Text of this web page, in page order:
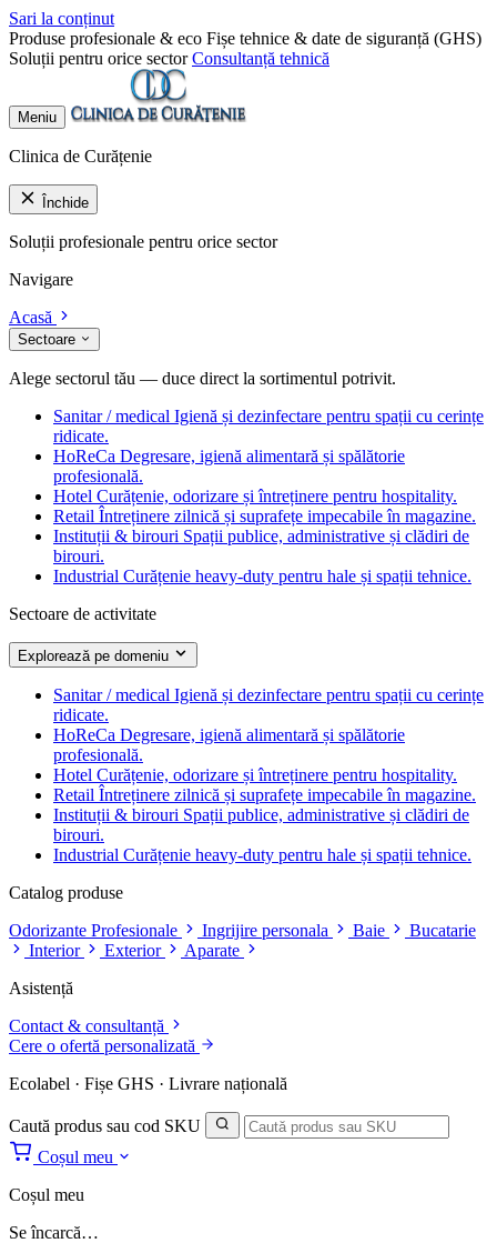
Sari la conținut
Produse profesionale & eco Fișe tehnice & date de siguranță (GHS)
Soluții pentru orice sector Consultanță tehnică
Meniu
Clinica de Curățenie
Închide
Soluții profesionale pentru orice sector
Navigare
Acasă
Sectoare
Alege sectorul tău — duce direct la sortimentul potrivit.
Sanitar / medical Igienă și dezinfectare pentru spații cu cerințe
ridicate.
HoReCa Degresare, igienă alimentară și spălătorie
profesională.
Hotel Curățenie, odorizare și întreținere pentru hospitality.
Retail Întreținere zilnică și suprafețe impecabile în magazine.
Instituții & birouri Spații publice, administrative și clădiri de
birouri.
Industrial Curățenie heavy-duty pentru hale și spații tehnice.
Sectoare de activitate
Explorează pe domeniu
Sanitar / medical Igienă și dezinfectare pentru spații cu cerințe
ridicate.
HoReCa Degresare, igienă alimentară și spălătorie
profesională.
Hotel Curățenie, odorizare și întreținere pentru hospitality.
Retail Întreținere zilnică și suprafețe impecabile în magazine.
Instituții & birouri Spații publice, administrative și clădiri de
birouri.
Industrial Curățenie heavy-duty pentru hale și spații tehnice.
Catalog produse
Odorizante Profesionale
Ingrijire personala Baie
Bucatarie
Interior
Exterior
Aparate
Asistență
Contact & consultanță
Cere o ofertă personalizată
Ecolabel · Fișe GHS · Livrare națională
Caută produs sau cod SKU
Coșul meu
Coșul meu
Se încarcă…